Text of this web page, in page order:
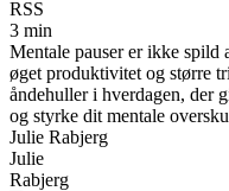
RSS
3 min
Mentale pauser er ikke spild
øget produktivitet og større
åndehuller i hverdagen, der
og styrke dit mentale
Julie Rabjerg
Julie
Rabjerg